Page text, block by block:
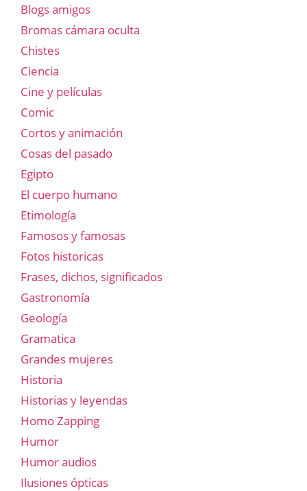
Blogs amigos
Bromas cámara oculta
Chistes
Ciencia
Cine y películas
Comic
Cortos y animación
Cosas del pasado
Egipto
El cuerpo humano
Etimología
Famosos y famosas
Fotos historicas
Frases, dichos, significados
Gastronomía
Geología
Gramatica
Grandes mujeres
Historia
Historias y leyendas
Homo Zapping
Humor
Humor audios
Ilusiones ópticas